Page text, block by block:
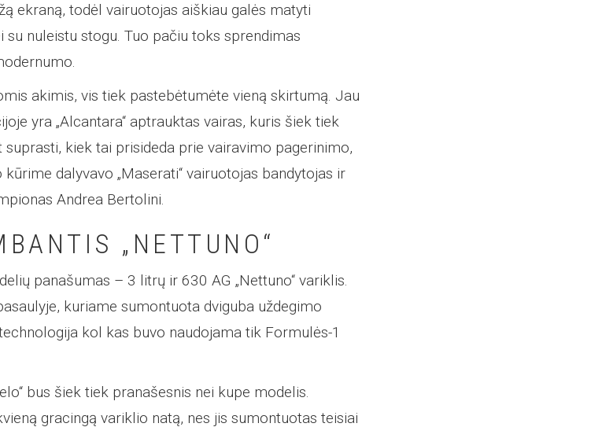
ekraną, todėl vairuotojas aiškiau galės matyti
nuleistu stogu. Tuo pačiu toks sprendimas
akimis, vis tiek pastebėtumėte vieną skirtumą. Jau
yra „Alcantara“ aptrauktas vairas, kuris šiek tiek
kiek tai prisideda prie vairavimo pagerinimo,
dalyvavo „Maserati“ vairuotojas bandytojas ir
Andrea Bertolini.
„NETTUNO“
panašumas – 3 litrų ir 630 AG „Nettuno“ variklis.
kuriame sumontuota dviguba uždegimo
kol kas buvo naudojama tik Formulės-1
bus šiek tiek pranašesnis nei kupe modelis.
gracingą variklio natą, nes jis sumontuotas teisiai